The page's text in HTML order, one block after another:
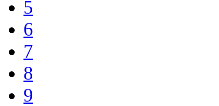
5
6
7
8
9